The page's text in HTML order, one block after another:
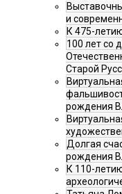
и
К 475-
100 лет со
Старой
рождения
Долгая
рождения
К 110-